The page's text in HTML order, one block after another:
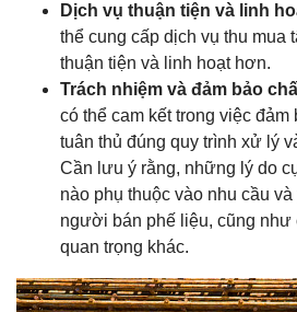
Dịch vụ thuận tiện và linh
thể cung cấp dịch vụ thu
thuận tiện và linh hoạt hơn.
Trách nhiệm và đảm bảo
có thể cam kết trong việc
tuân thủ đúng quy trình xử lý
Cần lưu ý rằng, những lý do
nào phụ thuộc vào nhu cầu
người bán phế liệu, cũng như
quan trọng khác.